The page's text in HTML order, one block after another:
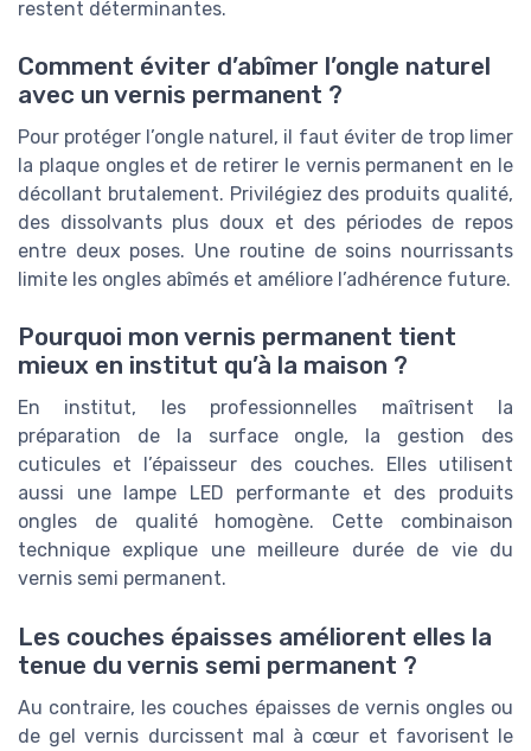
restent déterminantes.
Comment éviter d’abîmer l’ongle naturel
avec un vernis permanent ?
Pour protéger l’ongle naturel, il faut éviter de trop limer
la plaque ongles et de retirer le vernis permanent en le
décollant brutalement. Privilégiez des produits qualité,
des dissolvants plus doux et des périodes de repos
entre deux poses. Une routine de soins nourrissants
limite les ongles abîmés et améliore l’adhérence future.
Pourquoi mon vernis permanent tient
mieux en institut qu’à la maison ?
En institut, les professionnelles maîtrisent la
préparation de la surface ongle, la gestion des
cuticules et l’épaisseur des couches. Elles utilisent
aussi une lampe LED performante et des produits
ongles de qualité homogène. Cette combinaison
technique explique une meilleure durée de vie du
vernis semi permanent.
Les couches épaisses améliorent elles la
tenue du vernis semi permanent ?
Au contraire, les couches épaisses de vernis ongles ou
de gel vernis durcissent mal à cœur et favorisent le